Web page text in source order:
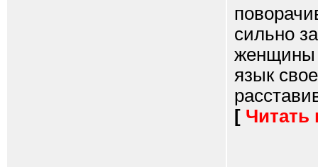
сильно
женщины
язык
[ Читать